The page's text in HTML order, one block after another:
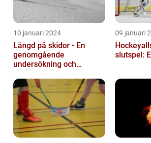
10 januari 2024
Längd på skidor - En
genomgående
undersökning och
09 januari
slutspel: